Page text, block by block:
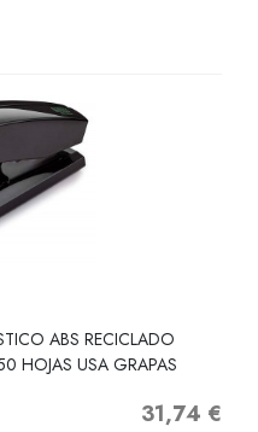
ABS RECICLADO
HOJAS USA GRAPAS
Precio
31,74 €